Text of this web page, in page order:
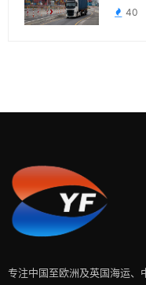
40
专注中国至欧洲及英国海运、